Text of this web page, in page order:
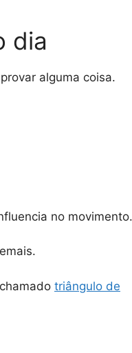
dia
alguma coisa.
no movimento.
triângulo de